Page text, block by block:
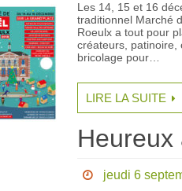
Les 14, 15 et 16
traditionnel Marché
Roeulx a tout pour
créateurs, patinoire,
bricolage pour…
LIRE LA SUITE
Heureux
jeudi 6